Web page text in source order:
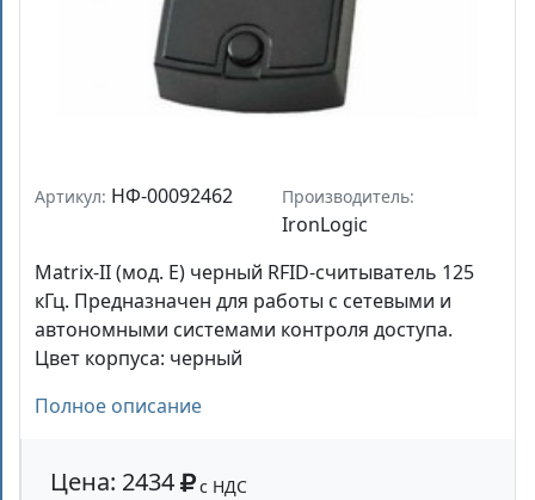
Артикул: НФ-00092462 Производитель:
IronLogic
Matrix-II (мод. E) черный RFID-считыватель 125
кГц. Предназначен для работы с сетевыми и
автономными системами контроля доступа.
Цвет корпуса: черный
Полное описание
Цена: 2434 с НДС